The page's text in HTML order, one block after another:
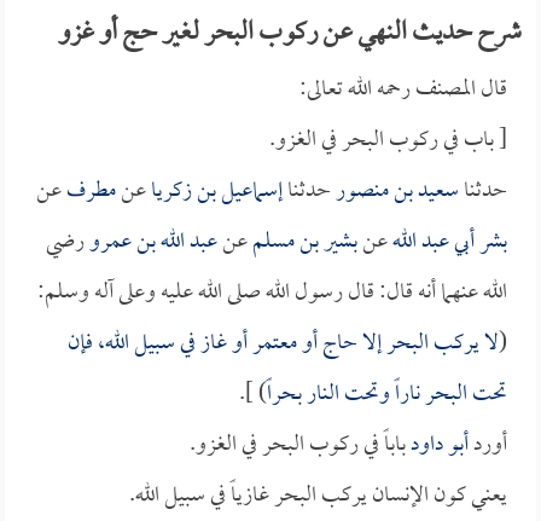
شرح حديث النهي عن ركوب البحر لغير حج أو غزو
قال المصنف رحمه الله تعالى:
[ باب في ركوب البحر في الغزو.
حدثناسعيد بن منصورحدثناإسماعيل بن زكرياعنمطرفعن
بشر أبي عبد اللهعنبشير بن مسلمعنعبد الله بن عمرورضي
الله عنهما أنه قال: قال رسول الله صلى الله عليه وعلى آله وسلم:
(لا يركب البحر إلا حاج أو معتمر أو غاز في سبيل الله، فإن
تحت البحر ناراً وتحت النار بحراً) ].
أوردأبو داودباباً في ركوب البحر في الغزو.
يعني كون الإنسان يركب البحر غازياً في سبيل الله.